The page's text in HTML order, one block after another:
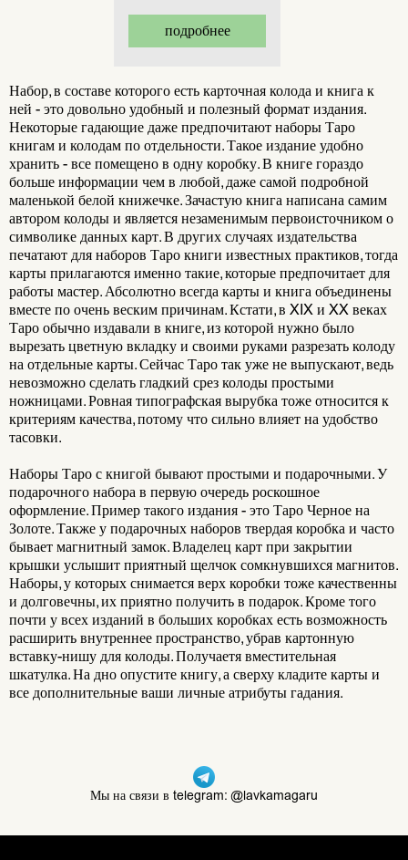
подробнее
Набор, в составе которого есть карточная колода и книга к
ней - это довольно удобный и полезный формат издания.
Некоторые гадающие даже предпочитают наборы Таро
книгам и колодам по отдельности. Такое издание удобно
хранить - все помещено в одну коробку. В книге гораздо
больше информации чем в любой, даже самой подробной
маленькой белой книжечке. Зачастую книга написана самим
автором колоды и является незаменимым первоисточником о
символике данных карт. В других случаях издательства
печатают для наборов Таро книги известных практиков, тогда
карты прилагаются именно такие, которые предпочитает для
работы мастер. Абсолютно всегда карты и книга объединены
вместе по очень веским причинам. Кстати, в XIX и XX веках
Таро обычно издавали в книге, из которой нужно было
вырезать цветную вкладку и своими руками разрезать колоду
на отдельные карты. Сейчас Таро так уже не выпускают, ведь
невозможно сделать гладкий срез колоды простыми
ножницами. Ровная типографская вырубка тоже относится к
критериям качества, потому что сильно влияет на удобство
тасовки.
Наборы Таро с книгой бывают простыми и подарочными. У
подарочного набора в первую очередь роскошное
оформление. Пример такого издания - это Таро Черное на
Золоте. Также у подарочных наборов твердая коробка и часто
бывает магнитный замок. Владелец карт при закрытии
крышки услышит приятный щелчок сомкнувшихся магнитов.
Наборы, у которых снимается верх коробки тоже качественны
и долговечны, их приятно получить в подарок. Кроме того
почти у всех изданий в больших коробках есть возможность
расширить внутреннее пространство, убрав картонную
вставку-нишу для колоды. Получаетя вместительная
шкатулка. На дно опустите книгу, а сверху кладите карты и
все дополнительные ваши личные атрибуты гадания.
Мы на связи в telegram: @lavkamagaru